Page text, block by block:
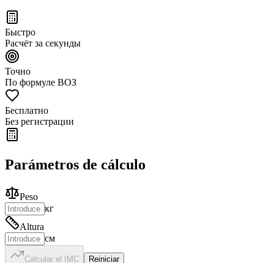
Быстро
Расчёт за секунды
Точно
По формуле ВОЗ
Бесплатно
Без регистрации
Parámetros de cálculo
Peso
кг
Altura
см
Calcular el IMC Reiniciar